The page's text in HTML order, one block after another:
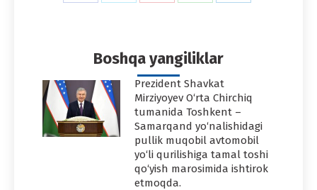
Boshqa yangiliklar
Prezident Shavkat
Mirziyoyev O‘rta Chirchiq
tumanida Toshkent –
Samarqand yo‘nalishidagi
pullik muqobil avtomobil
yo‘li qurilishiga tamal toshi
qo‘yish marosimida ishtirok
etmoqda.